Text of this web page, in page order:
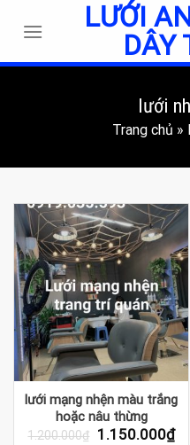
LƯỚI
DÂY
lưới
Trang chủ »
lưới mạng nhện màu trắng
hoặc nâu thừng
1.200.000₫
Giá
1.150.000₫Giá